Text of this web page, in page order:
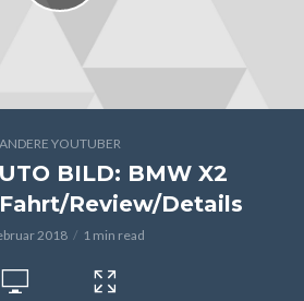
ANDERE YOUTUBER
BILD: BMW X2
Review/Details
2018 1 min read